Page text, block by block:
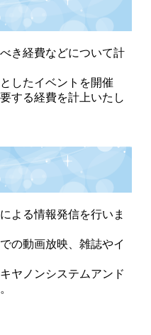
き経費などについて計
したイベントを開催
する経費を計上いたし
よる情報発信を行いま
の動画放映、雑誌やイ
ヤノンシステムアンド